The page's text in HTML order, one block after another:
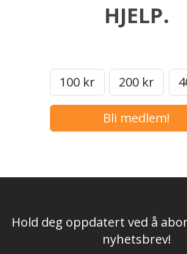
HJELP.
100 kr 200 kr
Bli medlem!
Hold deg oppdatert ved å
nyhetsbrev!